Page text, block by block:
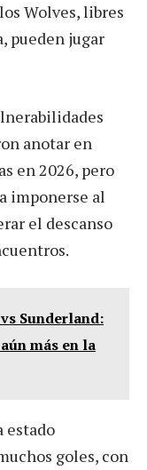
Wolves, libres
pueden jugar
anotar en
en 2026, pero
imponerse al
el descanso
Sunderland:
más en la
estado
goles, con